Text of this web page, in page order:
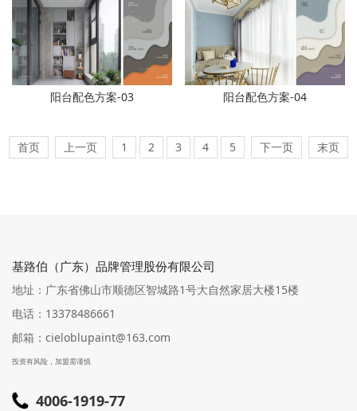
阳台配色方案-03 阳台配色方案-04
首页 上一页 1 2 3 4 5 下一页 末页
基路伯（广东）品牌管理股份有限公司
地址：广东省佛山市顺德区智城路1号大自然家居大楼15楼
电话：13378486661
邮箱：cieloblupaint@163.com
投资有风险，加盟需谨慎
4006-1919-77